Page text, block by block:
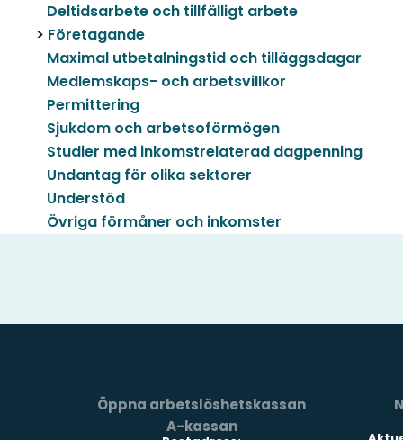
Deltidsarbete och tillfälligt arbete
Företagande
Maximal utbetalningstid och tilläggsdagar
Medlemskaps- och arbetsvillkor
Permittering
Sjukdom och arbetsoförmögen
Studier med inkomstrelaterad dagpenning
Undantag för olika sektorer
Understöd
Övriga förmåner och inkomster
Öppna arbetslöshetskassan
A-kassan